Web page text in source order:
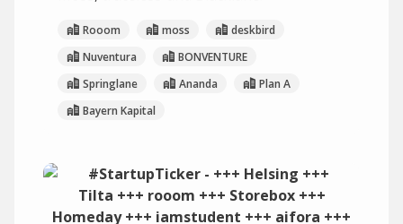
Rooom moss
deskbird
Nuventura
BONVENTURE
Springlane
Ananda
Plan A
Bayern Kapital